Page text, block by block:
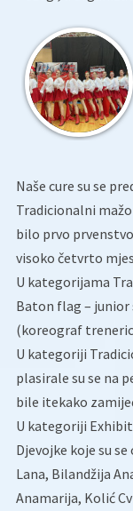
Naše cure su se
Tradicionalni
bilo prvo
visoko četvrto
U kategorijama
Baton flag –
(koreograf
U kategoriji
plasirale su se na
bile itekako
U kategoriji
Djevojke koje su
Lana, Bilandžija
Anamarija, Kolić